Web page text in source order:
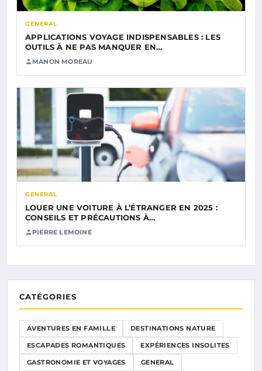
GENERAL
APPLICATIONS VOYAGE INDISPENSABLES : LES
OUTILS À NE PAS MANQUER EN…
MANON MOREAU
GENERAL
LOUER UNE VOITURE À L’ÉTRANGER EN 2025 :
CONSEILS ET PRÉCAUTIONS À…
PIERRE LEMOINE
CATÉGORIES
AVENTURES EN FAMILLE DESTINATIONS NATURE
ESCAPADES ROMANTIQUES EXPÉRIENCES INSOLITES
GASTRONOMIE ET VOYAGES GENERAL